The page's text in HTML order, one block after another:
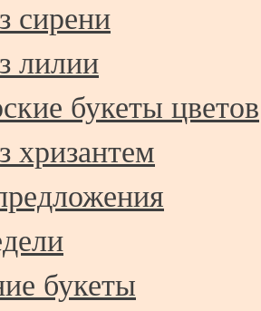
сирени
лилии
букеты цветов
хризантем
букеты